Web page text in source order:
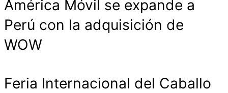
América Móvil se expande a
Perú con la adquisición de
WOW
Feria Internacional del Caballo